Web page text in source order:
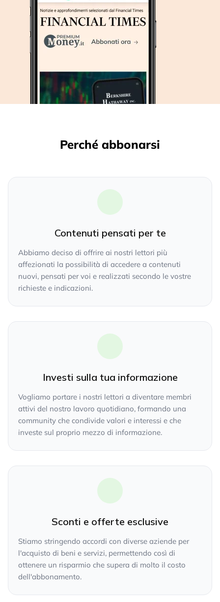
Perché abbonarsi
Contenuti pensati per te
Abbiamo deciso di offrire ai nostri lettori più
affezionati la possibilità di accedere a contenuti
nuovi, pensati per voi e realizzati secondo le vostre
richieste e indicazioni.
Investi sulla tua informazione
Vogliamo portare i nostri lettori a diventare membri
attivi del nostro lavoro quotidiano, formando una
community che condivide valori e interessi e che
investe sul proprio mezzo di informazione.
Sconti e offerte esclusive
Stiamo stringendo accordi con diverse aziende per
l'acquisto di beni e servizi, permettendo così di
ottenere un risparmio che supera di molto il costo
dell'abbonamento.